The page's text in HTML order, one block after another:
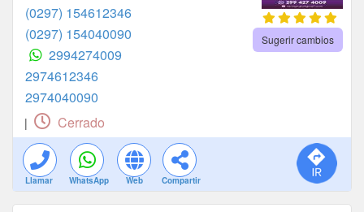
(0297) 154612346
(0297) 154040090
2994274009
2974612346
2974040090
Sugerir cambios
| Cerrado
Llamar WhatsApp Web Compartir